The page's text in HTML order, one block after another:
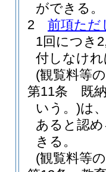
ができる。
2
前項ただ
1回につき
付しなけ
(観覧料等
第11条
既
いう。)は
あると認
きる。
(観覧料等